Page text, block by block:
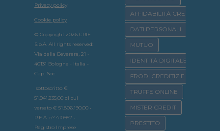
Privacy policy
Cookie policy
© Copyright 2026 CRIF
S.p.A. All rights reserved:
Via della Beverara, 21 •
40131 Bologna • Italia -
Cap. Soc.
sottoscritto €
51.941.235,00 di cui
versato € 51.806.190,00 •
R.E.A. n° 410952 •
Registro Imprese
AFFIDABILITÀ CREDITIZIA
DATI PERSONALI
MUTUO
IDENTITÀ DIGITALE
FRODI CREDITIZIE
TRUFFE ONLINE
MISTER CREDIT
PRESTITO